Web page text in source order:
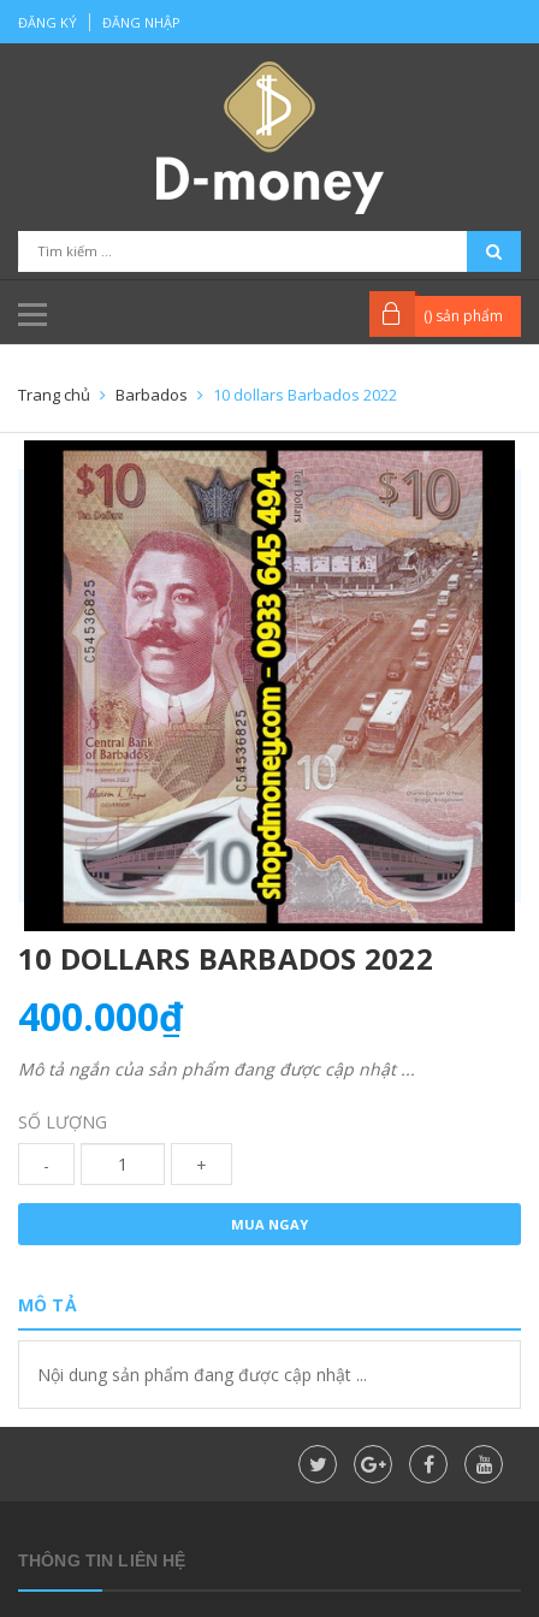
ĐĂNG KÝ ĐĂNG NHẬP
() sản phẩm
Trang chủ Barbados 10 dollars Barbados 2022
10 DOLLARS BARBADOS 2022
400.000₫
Mô tả ngắn của sản phẩm đang được cập nhật ...
SỐ LƯỢNG
-
+
MUA NGAY
MÔ TẢ
Nội dung sản phẩm đang được cập nhật ...
THÔNG TIN LIÊN HỆ